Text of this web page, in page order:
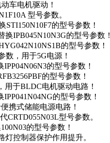
车电机驱动！
型号参数。
STI150N10F7的型号参数！
IPB045N10N3G的型号参数！
的型号参数！
数，用于5G电源！
的型号参数！
的型号参数！
用于BLDC电机驱动电路！
的型号参数！
携式储能电源电路！
CRTD055N03L型号参数。
的型号参数！
灯控制器保护作用提升。